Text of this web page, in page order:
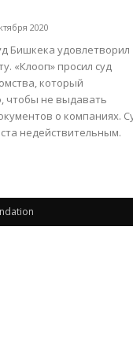
2020
Бишкека удовлетворил
«Клооп» просил суд
который
чтобы не выдавать
о компаниях.
недействительным.